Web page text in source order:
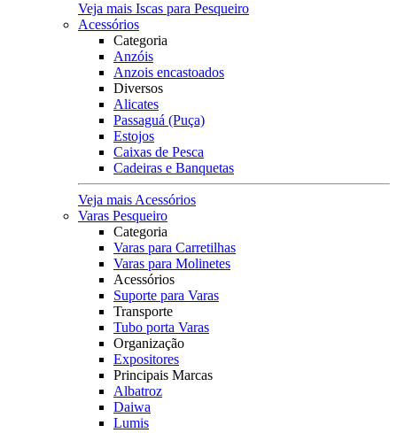
Veja mais Iscas para Pesqueiro
Acessórios
Categoria
Anzóis
Anzois encastoados
Diversos
Alicates
Passaguá (Puça)
Estojos
Caixas de Pesca
Cadeiras e Banquetas
Veja mais Acessórios
Varas Pesqueiro
Categoria
Varas para Carretilhas
Varas para Molinetes
Acessórios
Suporte para Varas
Transporte
Tubo porta Varas
Organização
Expositores
Principais Marcas
Albatroz
Daiwa
Lumis